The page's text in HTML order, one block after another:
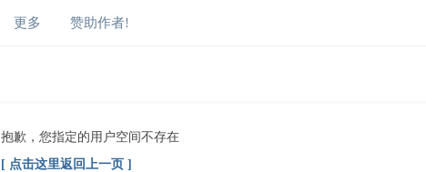
更多 赞助作者!
抱歉，您指定的用户空间不存在
[ 点击这里返回上一页 ]